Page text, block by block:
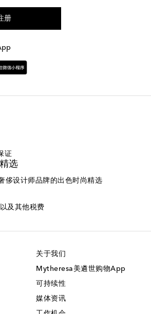
册
证
选
侈设计师品牌的出色时尚精选
及其他税费
关于我们
Mytheresa美遴世购物App
可持续性
媒体资讯